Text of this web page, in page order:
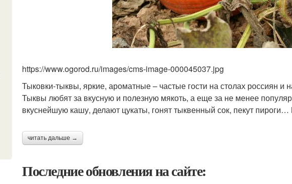
https://www.ogorod.ru/images/cms-image-000045037.jpg
Тыковки-тыквы, яркие, ароматные – частые гости на столах россиян и
Тыквы любят за вкусную и полезную мякоть, а еще за не менее
вкуснейшую кашу, делают цукаты, гонят тыквенный сок, пекут
читать дальше →
Последние обновления на сайте: